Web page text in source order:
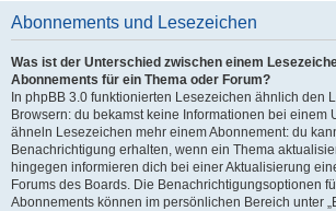
Abonnements und Lesezeichen
Was ist der Unterschied zwischen einem
Abonnements für ein Thema oder Forum?
In phpBB 3.0 funktionierten Lesezeichen ähnlich den
Browsern: du bekamst keine Informationen bei einem
ähneln Lesezeichen mehr einem Abonnement: du
Benachrichtigung erhalten, wenn ein Thema
hingegen informieren dich bei einer Aktualisierung
Forums des Boards. Die Benachrichtigungsoptionen
Abonnements können im persönlichen Bereich unter